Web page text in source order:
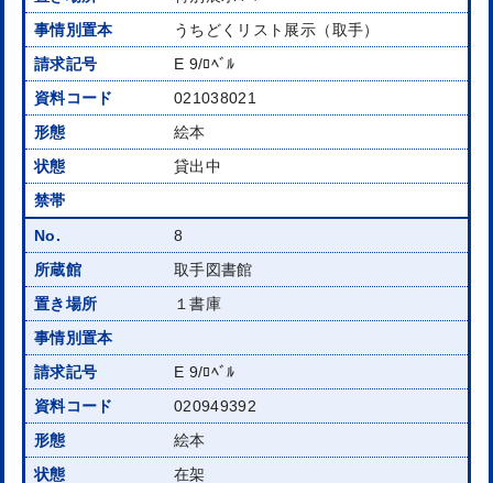
うちどくリスト展示（取手）
E 9/ﾛﾍﾞﾙ
021038021
絵本
貸出中
8
取手図書館
１書庫
E 9/ﾛﾍﾞﾙ
020949392
絵本
在架